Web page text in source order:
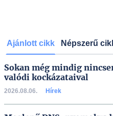
Ajánlott cikk Népszerű
Sokan még mindig
valódi kockázataival
2026.08.06. Hírek